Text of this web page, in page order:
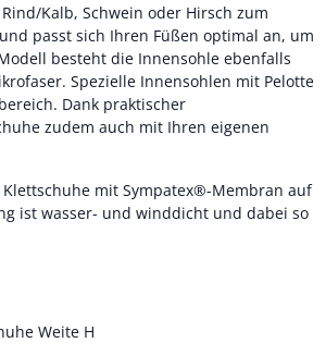
Kalb, Schwein oder Hirsch zum
passt sich Ihren Füßen optimal an, um
besteht die Innensohle ebenfalls
Spezielle Innensohlen mit Pelotte
Dank praktischer
zudem auch mit Ihren eigenen
mit Sympatex®-Membran auf
ist wasser- und winddicht und dabei so
Weite H